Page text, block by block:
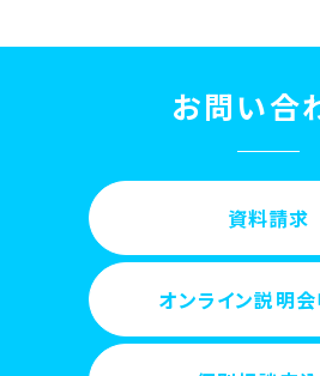
お問い合
資料請求
オンライン説明